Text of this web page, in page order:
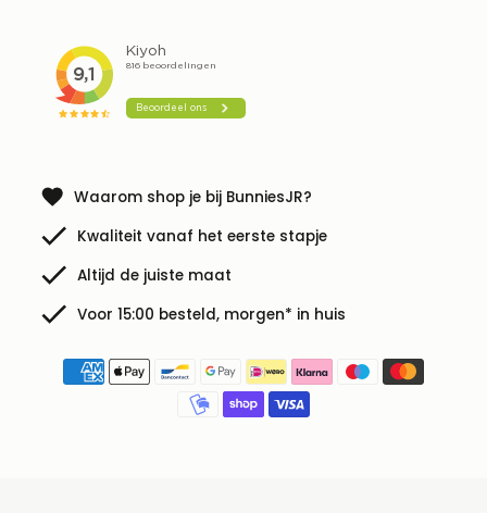
Waarom shop je bij BunniesJR?
Kwaliteit vanaf het eerste stapje
Altijd de juiste maat
Voor 15:00 besteld, morgen* in huis